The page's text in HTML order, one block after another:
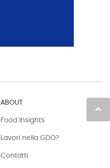
keyboard_arrow_up
ABOUT
Food Insights
Lavori nella GDO?
Contatti